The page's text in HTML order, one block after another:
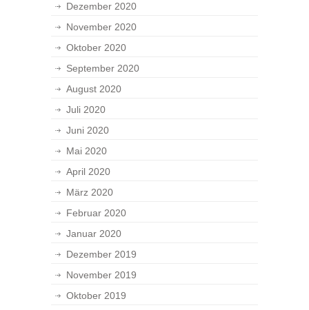
Dezember 2020
November 2020
Oktober 2020
September 2020
August 2020
Juli 2020
Juni 2020
Mai 2020
April 2020
März 2020
Februar 2020
Januar 2020
Dezember 2019
November 2019
Oktober 2019